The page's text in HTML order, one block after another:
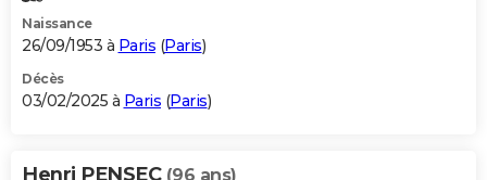
Naissance
26/09/1953 à Paris (Paris)
Décès
03/02/2025 à Paris (Paris)
Henri PENSEC (96 ans)